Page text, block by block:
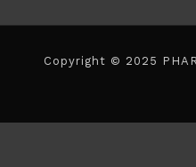
Copyright © 2025